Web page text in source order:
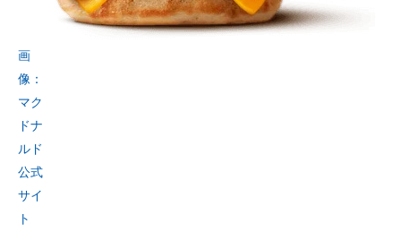
画
像：
マク
ドナ
ルド
公式
サイ
ト